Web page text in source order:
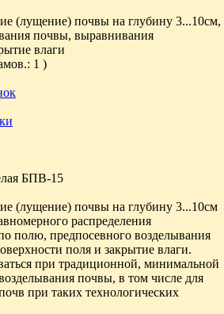
(лущение) почвы на глубину 3...10см,
почвы, выравнивания
влаги
1 )
БПВ-15
(лущение) почвы на глубину 3...10см
распределения
полю, предпосевного возделывания
поля и закрытие влаги.
при традиционной, минимальной
почвы, в том числе для
при таких технологических